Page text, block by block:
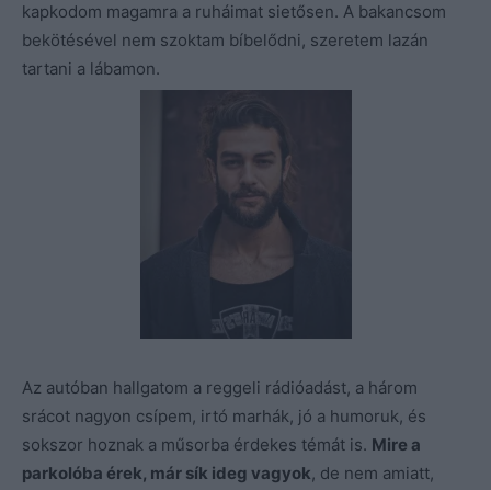
kapkodom magamra a ruháimat sietősen. A bakancsom
bekötésével nem szoktam bíbelődni, szeretem lazán
tartani a lábamon.
Az autóban hallgatom a reggeli rádióadást, a három
srácot nagyon csípem, irtó marhák, jó a humoruk, és
sokszor hoznak a műsorba érdekes témát is. Mire a
parkolóba érek, már sík ideg vagyok, de nem amiatt,